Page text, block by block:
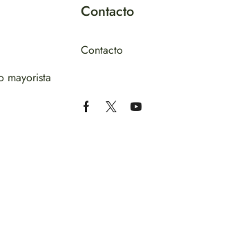
mayorista
Contacto
Contacto